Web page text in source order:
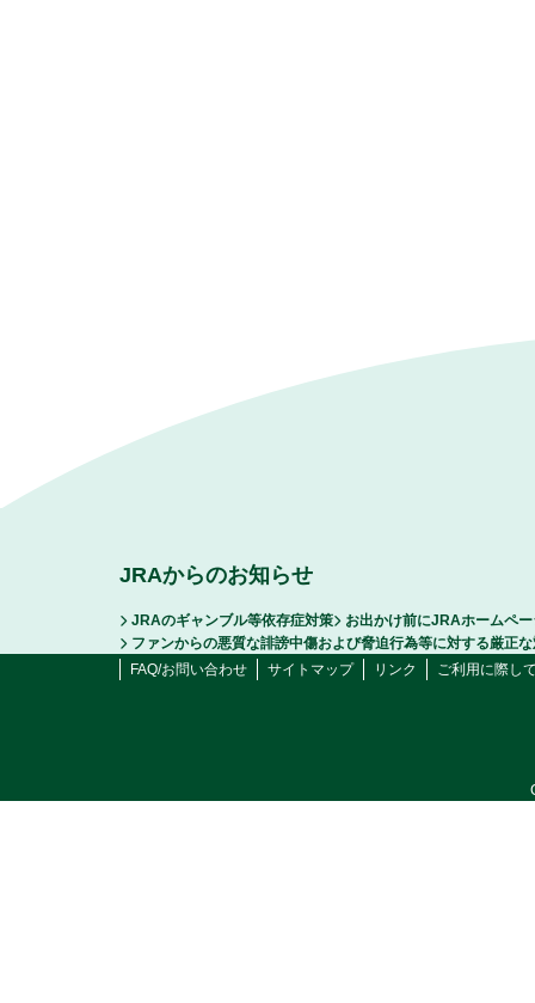
JRAからのお知らせ
JRAのギャンブル等依存症対策
お出かけ前にJRAホームペ
ファンからの悪質な誹謗中傷および脅迫行為等に対する厳正
FAQ/お問い合わせ
サイトマップ リンク ご利用に際し